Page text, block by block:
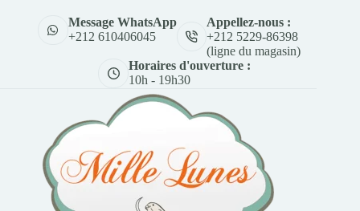
Message WhatsApp
+212 610406045
Appellez-nous :
+212 5229-86398
(ligne du magasin)
Horaires d'ouverture :
10h - 19h30